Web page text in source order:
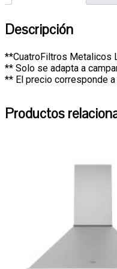
Descripción
**CuatroFiltros Metalicos
** Solo se adapta a
** El precio corresponde
Productos